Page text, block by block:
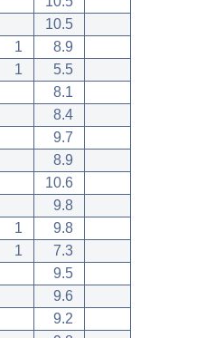
10.5
1
8.9
1
5.5
8.1
8.4
9.7
8.9
10.6
9.8
1
9.8
1
7.3
9.5
9.6
9.2